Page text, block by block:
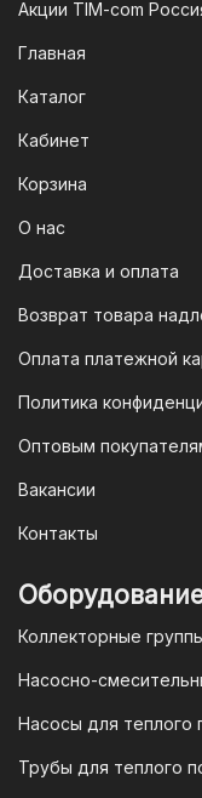
Мы следим
систему
доступен
3. Оплата
— это QR-
заказа мы
удобно и
Для наших
мы
Акции TIM-com
Главная
Каталог
Кабинет
Корзина
О нас
Доставка и оплата
Возврат товара
Оплата платежной
Политика
Оптовым
Вакансии
Контакты
Коллекторные
Насосно-
Насосы для теплого
Трубы для теплого